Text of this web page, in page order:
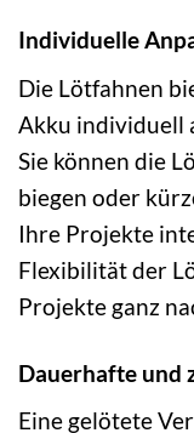
Individuelle
Die Lötfahnen
Akku individuell
Sie können die
biegen oder
Ihre Projekte
Flexibilität der
Projekte ganz
Dauerhafte und
Eine gelötete